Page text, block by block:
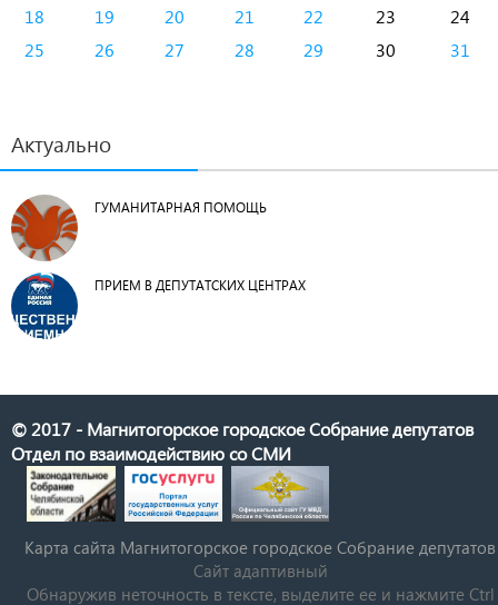
18
19 20 21 22 23
24
25
26 27 28 29 30 31
Актуально
ГУМАНИТАРНАЯ ПОМОЩЬ
ПРИЕМ В ДЕПУТАТСКИХ ЦЕНТРАХ
© 2017 - Магнитогорское городское Собрание депутатов
Отдел по взаимодействию со СМИ
Карта сайта Магнитогорское городское Cобрание депутатов
Сайт адаптивный
Обнаружив неточность в тексте, выделите ее и нажмите Ctrl